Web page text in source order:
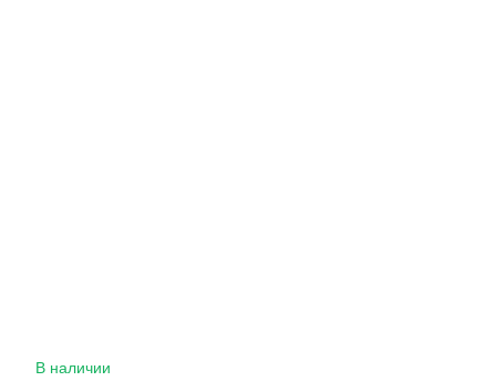
В наличии